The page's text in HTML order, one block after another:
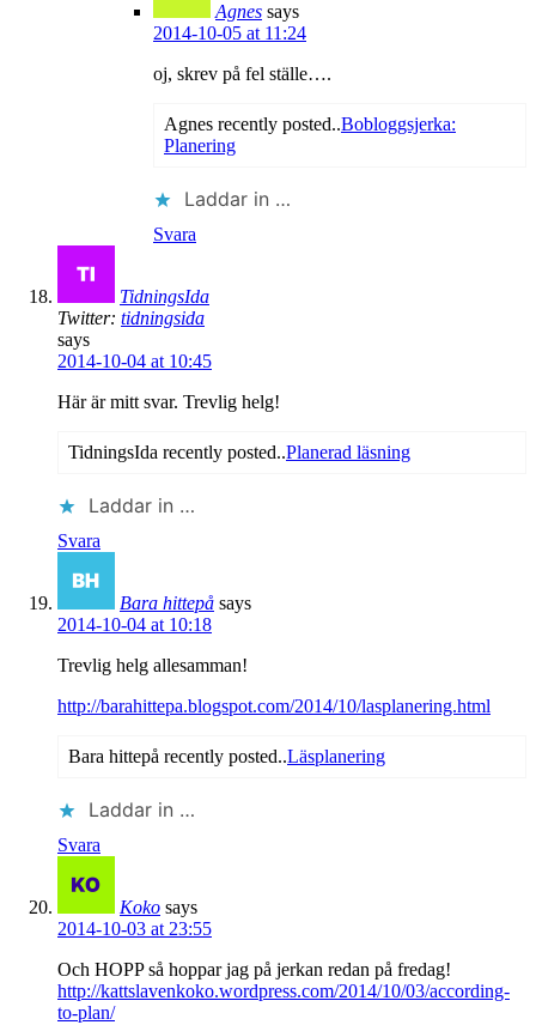
Agnes says
2014-10-05 at 11:24
oj, skrev på fel ställe….
Agnes recently posted..Bobloggsjerka:
Planering
Laddar in …
Svara
TidningsIda
Twitter: tidningsida
says
2014-10-04 at 10:45
Här är mitt svar. Trevlig helg!
TidningsIda recently posted..Planerad läsning
Laddar in …
Svara
Bara hittepå says
2014-10-04 at 10:18
Trevlig helg allesamman!
http://barahittepa.blogspot.com/2014/10/lasplanering.html
Bara hittepå recently posted..Läsplanering
Laddar in …
Svara
Koko says
2014-10-03 at 23:55
Och HOPP så hoppar jag på jerkan redan på fredag!
http://kattslavenkoko.wordpress.com/2014/10/03/according-
to-plan/